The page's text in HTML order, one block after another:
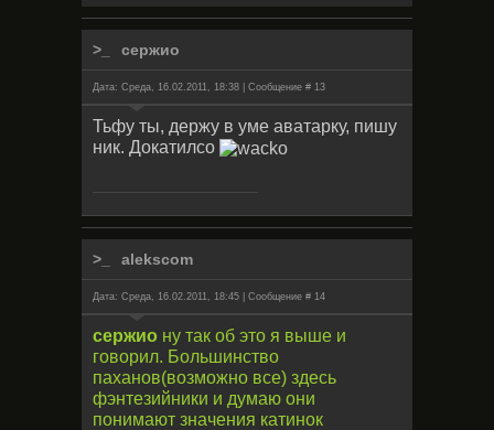
сержио
Дата: Среда, 16.02.2011, 18:38 | Сообщение # 13
Тьфу ты, держу в уме аватарку, пишу
ник. Докатилсо
alekscom
Дата: Среда, 16.02.2011, 18:45 | Сообщение # 14
сержио ну так об это я выше и
говорил. Большинство
паханов(возможно все) здесь
фэнтезийники и думаю они
понимают значения катинок